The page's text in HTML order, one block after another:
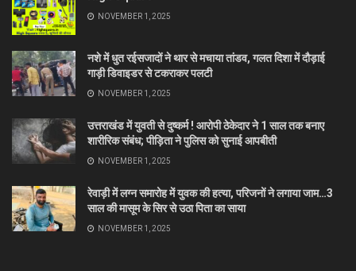
NOVEMBER 1, 2025
नशे में धुत रईसजादों ने थार से मचाया तांडव, गलत दिशा में दौड़ाई
गाड़ी डिवाइडर से टकराकर पलटी
NOVEMBER 1, 2025
उत्तराखंड में युवती से दुष्कर्म ! आरोपी ठेकेदार ने 1 साल तक बनाए
शारीरिक संबंध; पीड़िता ने पुलिस को सुनाई आपबीती
NOVEMBER 1, 2025
रेवाड़ी में लग्न समारोह में युवक की हत्या, परिजनों ने लगाया जाम…3
साल की मासूम के सिर से उठा पिता का साया
NOVEMBER 1, 2025